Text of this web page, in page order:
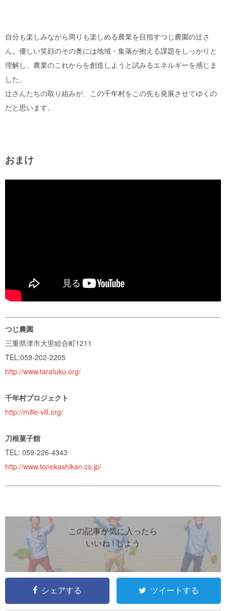
自分も楽しみながら周りも楽しめる農業を目指すつじ農園の辻さ
ん。優しい笑顔のその奥には地域・集落が抱える課題をしっかりと
理解し、農業のこれからを創造しようと試みるエネルギーを感じま
した。
辻さんたちの取り組みが、この千年村をこの先も発展させてゆくの
だと思います。
おまけ
つじ農園
三重県津市大里睦合町1211
TEL:059-202-2205
http://www.tarafuku.org/
千年村プロジェクト
http://mille-vill.org/
刀根菓子館
TEL: 059-226-4343
http://www.tonekashikan.co.jp/
この記事が気に入ったら
いいね ! しよう
シェアする ツイートする